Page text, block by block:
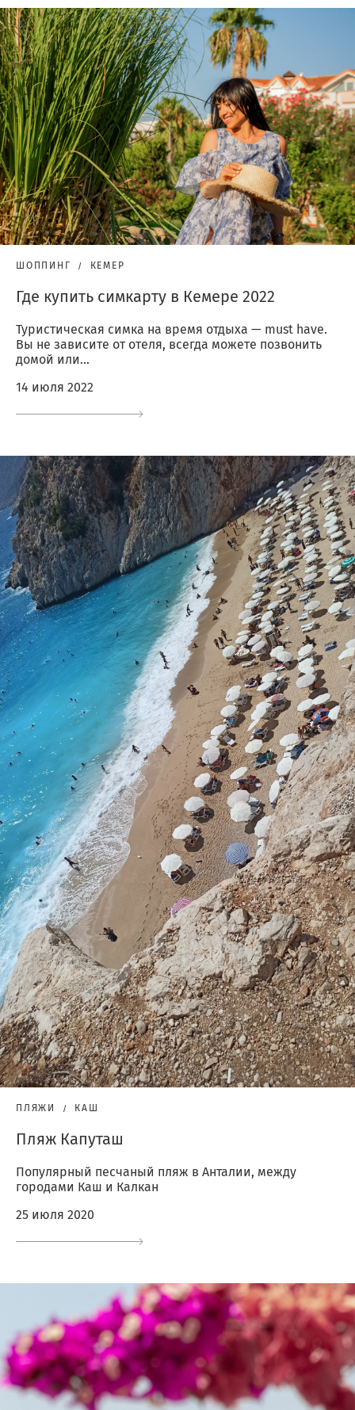
ШОППИНГ КЕМЕР
Где купить симкарту в Кемере 2022
Туристическая симка на время отдыха — must have.
Вы не зависите от отеля, всегда можете позвонить
домой или...
14 июля 2022
ПЛЯЖИ КАШ
Пляж Капуташ
Популярный песчаный пляж в Анталии, между
городами Каш и Калкан
25 июля 2020